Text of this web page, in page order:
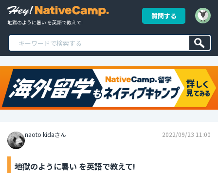
地獄のように暑い を英語で教えて!
質問する
naoto kidaさん 2022/09/23 11:00
地獄のように暑い を英語で教えて!